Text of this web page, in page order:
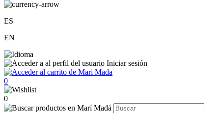
ES
EN
Iniciar sesión
0
0